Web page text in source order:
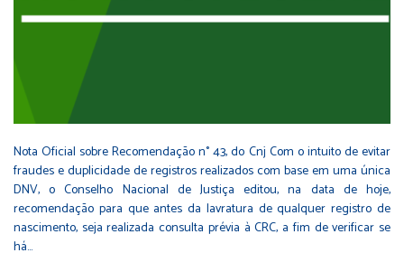
Nota Oficial sobre Recomendação n° 43, do Cnj Com o intuito de evitar
fraudes e duplicidade de registros realizados com base em uma única
DNV, o Conselho Nacional de Justiça editou, na data de hoje,
recomendação para que antes da lavratura de qualquer registro de
nascimento, seja realizada consulta prévia à CRC, a fim de verificar se
há…